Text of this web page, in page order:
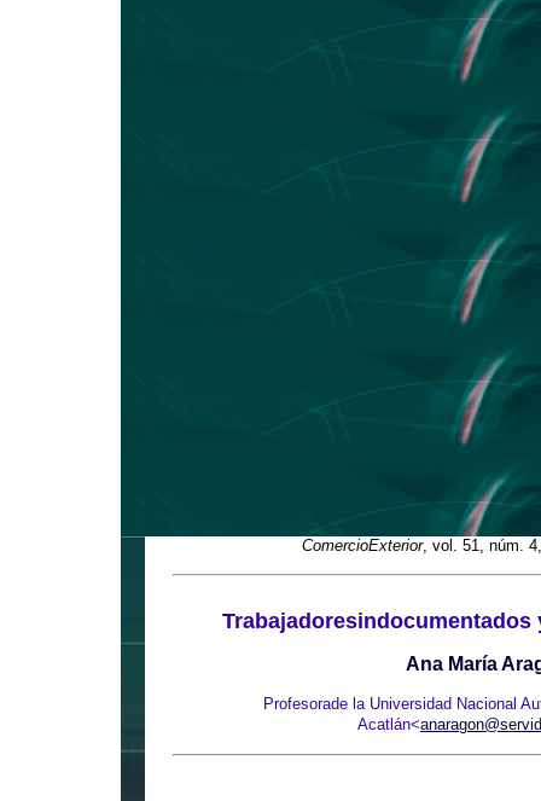
ComercioExterior, vol. 51, núm.
Ana María
Profesorade la Universidad Nacional
Acatlán<